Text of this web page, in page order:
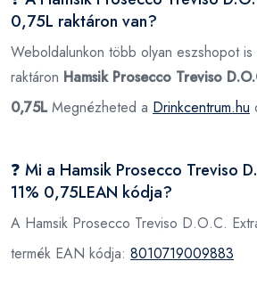
0,75L raktáron van?
Weboldalunkon több olyan eszshopot is
raktáron Hamsik Prosecco Treviso
0,75LMegnézheted a Drinkcentrum.hu
❓ Mi a Hamsik Prosecco Treviso
11% 0,75LEAN kódja?
A Hamsik Prosecco Treviso D.O.C.
termék EAN kódja: 8010719009883